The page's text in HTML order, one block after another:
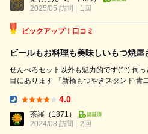
たん刺...2025/05 訪問
1回
ピックアップ！口コミ
ビールもお料理も美味しいもつ焼
せんべろセット以外も魅力的です(^^) 伺ったのは 名古屋市千種区今池5丁
目にあります 「新橋もつやきスタンド 青二才本店」さんです。 今池のド
4.0
茶羅 （1871）
2024/08 訪問
2回